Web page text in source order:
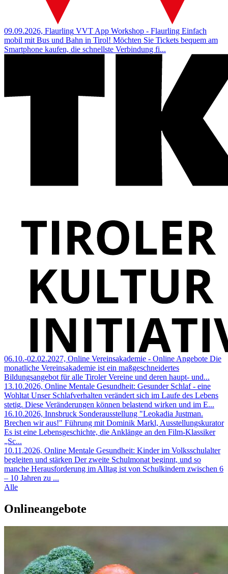
09.09.2026, Flaurling VVT App Workshop - Flaurling Einfach
mobil mit Bus und Bahn in Tirol! Möchten Sie Tickets bequem am
Smartphone kaufen, die schnellste Verbindung fi...
06.10.-02.02.2027, Online Vereinsakademie - Online Angebote Die
monatliche Vereinsakademie ist ein maßgeschneidertes
Bildungsangebot für alle Tiroler Vereine und deren haupt- und...
13.10.2026, Online Mentale Gesundheit: Gesunder Schlaf - eine
Wohltat Unser Schlafverhalten verändert sich im Laufe des Lebens
stetig. Diese Veränderungen können belastend wirken und im E...
16.10.2026, Innsbruck Sonderausstellung "Leokadia Justman.
Brechen wir aus!" Führung mit Dominik Markl, Ausstellungskurator
Es ist eine Lebensgeschichte, die Anklänge an den Film-Klassiker
„Sc...
10.11.2026, Online Mentale Gesundheit: Kinder im Volksschulalter
begleiten und stärken Der zweite Schulmonat beginnt, und so
manche Herausforderung im Alltag ist von Schulkindern zwischen 6
– 10 Jahren zu ...
Alle
Onlineangebote